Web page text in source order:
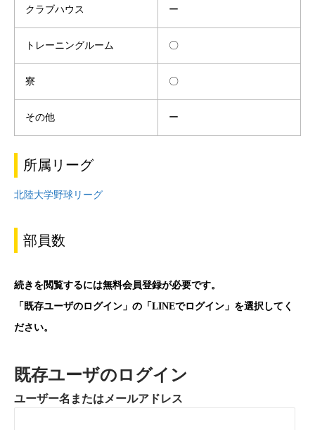
クラブハウス ー
トレーニングルーム 〇
寮 〇
その他 ー
所属リーグ
北陸大学野球リーグ
部員数
続きを閲覧するには無料会員登録が必要です。
「既存ユーザのログイン」の「LINEでログイン」を選択してく
ださい。
既存ユーザのログイン
ユーザー名またはメールアドレス